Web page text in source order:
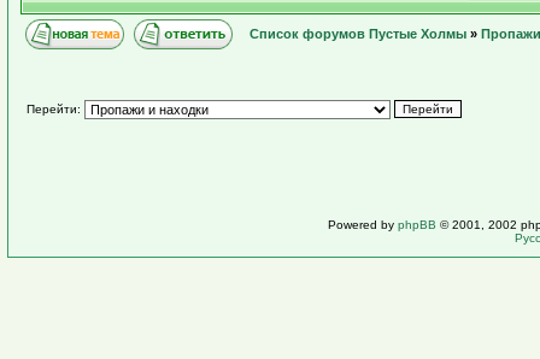
Список форумов Пустые Холмы »
Перейти:
Powered by phpBB © 2001, 2002